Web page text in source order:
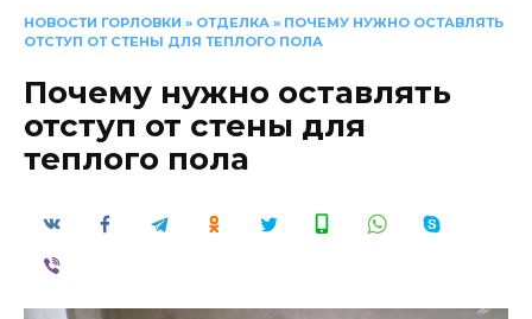
НОВОСТИ ГОРЛОВКИ » ОТДЕЛКА » ПОЧЕМУ НУЖНО ОСТАВЛЯТЬ
ОТСТУП ОТ СТЕНЫ ДЛЯ ТЕПЛОГО ПОЛА
Почему нужно оставлять
отступ от стены для
теплого пола